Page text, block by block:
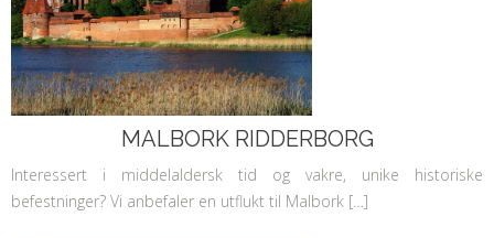
MALBORK RIDDERBORG
Interessert i middelaldersk tid og vakre, unike historiske
befestninger? Vi anbefaler en utflukt til Malbork […]